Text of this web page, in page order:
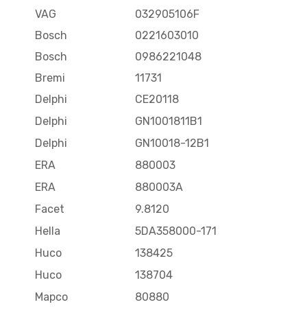
VAG
032905106F
Bosch
0221603010
Bosch
0986221048
Bremi
11731
Delphi
CE20118
Delphi
GN1001811B1
Delphi
GN10018-12B1
ERA
880003
ERA
880003A
Facet
9.8120
Hella
5DA358000-171
Huco
138425
Huco
138704
Mapco
80880